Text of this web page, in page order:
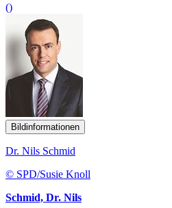
()
Bildinformationen
Dr. Nils Schmid
© SPD/Susie Knoll
Schmid, Dr. Nils